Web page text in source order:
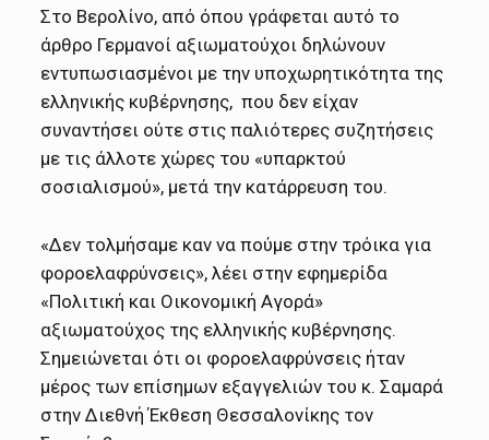
Στο Βερολίνο, από όπου γράφεται αυτό το
άρθρο Γερμανοί αξιωματούχοι δηλώνουν
εντυπωσιασμένοι με την υποχωρητικότητα της
ελληνικής κυβέρνησης, που δεν είχαν
συναντήσει ούτε στις παλιότερες συζητήσεις
με τις άλλοτε χώρες του «υπαρκτού
σοσιαλισμού», μετά την κατάρρευση του.
«Δεν τολμήσαμε καν να πούμε στην τρόικα για
φοροελαφρύνσεις», λέει στην εφημερίδα
«Πολιτική και Οικονομική Αγορά»
αξιωματούχος της ελληνικής κυβέρνησης.
Σημειώνεται ότι οι φοροελαφρύνσεις ήταν
μέρος των επίσημων εξαγγελιών του κ. Σαμαρά
στην Διεθνή Έκθεση Θεσσαλονίκης τον